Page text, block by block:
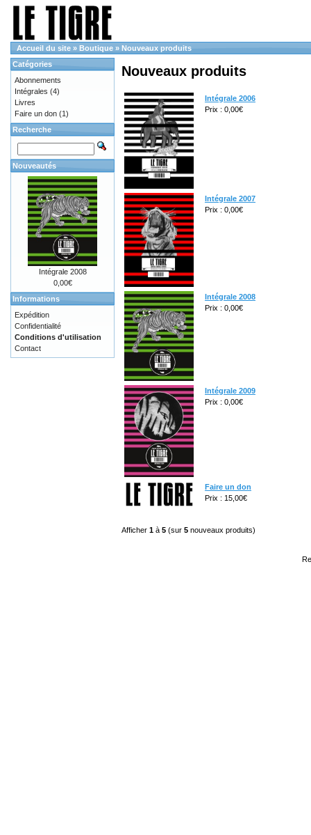
Accueil du site » Boutique » Nouveaux produits
Nouveaux produits
Intégrale 2006
Prix : 0,00€
Intégrale 2007
Prix : 0,00€
Intégrale 2008
Prix : 0,00€
Intégrale 2009
Prix : 0,00€
Faire un don
Prix : 15,00€
Afficher 1 à 5 (sur 5 nouveaux produits)
Catégories
Abonnements
Intégrales (4)
Livres
Faire un don (1)
Recherche
Nouveautés
Intégrale 2008
0,00€
Informations
Expédition
Confidentialité
Conditions d'utilisation
Contact